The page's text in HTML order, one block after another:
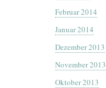
Februar 2014
Januar 2014
Dezember 2013
November 2013
Oktober 2013